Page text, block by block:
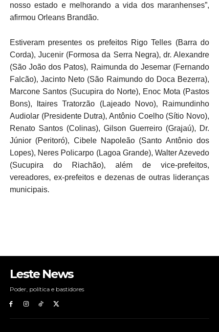
nosso estado e melhorando a vida dos maranhenses”,
afirmou Orleans Brandão.
Estiveram presentes os prefeitos Rigo Telles (Barra do
Corda), Jucenir (Formosa da Serra Negra), dr. Alexandre
(São João dos Patos), Raimunda do Jesemar (Fernando
Falcão), Jacinto Neto (São Raimundo do Doca Bezerra),
Marcone Santos (Sucupira do Norte), Enoc Mota (Pastos
Bons), Itaires Tratorzão (Lajeado Novo), Raimundinho
Audiolar (Presidente Dutra), Antônio Coelho (Sítio Novo),
Renato Santos (Colinas), Gilson Guerreiro (Grajaú), Dr.
Júnior (Peritoró), Cibele Napoleão (Santo Antônio dos
Lopes), Neres Policarpo (Lagoa Grande), Walter Azevedo
(Sucupira do Riachão), além de vice-prefeitos,
vereadores, ex-prefeitos e dezenas de outras lideranças
municipais.
Leste News
Poder, política e bastidores